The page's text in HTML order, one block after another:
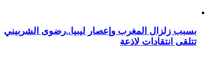
بسبب زلزال المغرب وإعصار ليبيا..رضوى الشربيني
تتلقى انتقادات لاذعة